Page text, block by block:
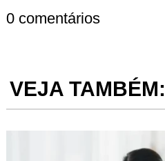
0 comentários
VEJA TAMBÉM: